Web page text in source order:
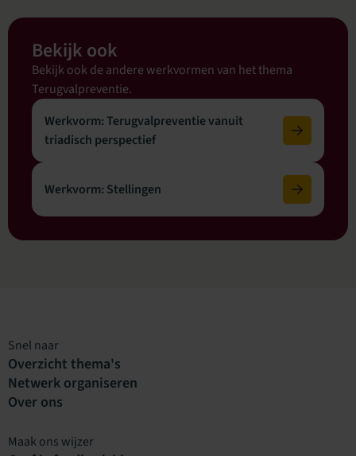
Bekijk ook
Bekijk ook de andere werkvormen van het thema
Terugvalpreventie.
Werkvorm: Terugvalpreventie vanuit
triadisch perspectief
Werkvorm: Stellingen
Snel naar
Overzicht thema's
Netwerk organiseren
Over ons
Maak ons wijzer